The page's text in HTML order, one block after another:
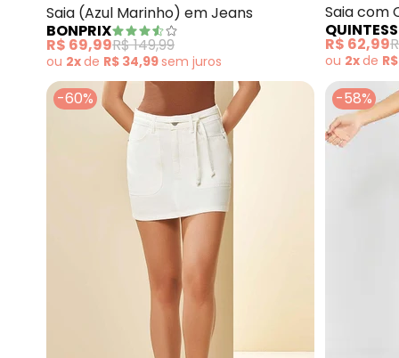
Saia (Azul Marinho) em Jeans
BONPRIX
R$ 69,99R$ 149,99
ou 2xde R$ 34,99sem juros
Saia com
QUINTESS
R$ 62,99
ou 2xde
-60% -58%